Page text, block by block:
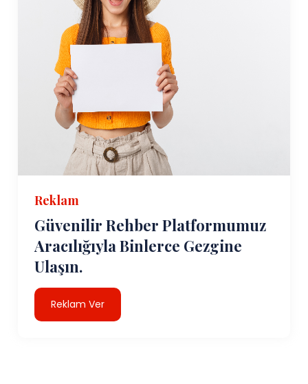
Reklam
Güvenilir Rehber Platformumuz
Aracılığıyla Binlerce Gezgine
Ulaşın.
Reklam Ver